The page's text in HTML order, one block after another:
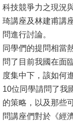
位
研
究
消
息
公
告
科技競爭力之現況
琦講座及林建甫講
問進行討論。
同學們的提問相當
問了目前我國在面
度集中下，該如何
10位同學請問了我
的策略，以及那些
問講座們對於《經